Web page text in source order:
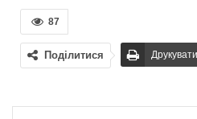
87
Поділитися Друкувати